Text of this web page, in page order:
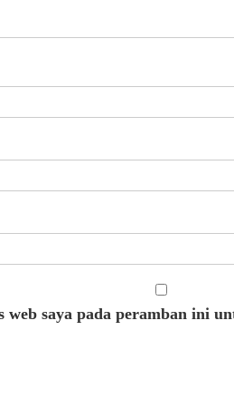
web saya pada peramban ini